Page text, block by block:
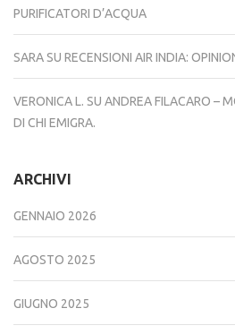
PURIFICATORI D’ACQUA
SARA SU RECENSIONI AIR INDIA:
VERONICA L. SU ANDREA FILACARO –
DI CHI EMIGRA.
ARCHIVI
GENNAIO 2026
AGOSTO 2025
GIUGNO 2025